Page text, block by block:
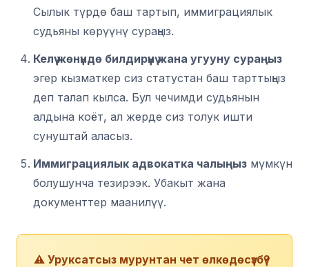
Сылык түрдө баш тартып, иммиграциялык
судьяны көрүүнү сураңыз.
Келүү жөнүндө билдирүүнү жана угууну сураңыз
эгер кызматкер сиз статустан баш тарттыңыз
деп талап кылса. Бул чечимди судьянын
алдына коёт, ал жерде сиз толук ишти
сунуштай аласыз.
Иммиграциялык адвокатка чалыңыз мүмкүн
болушунча тезирээк. Убакыт жана
документтер маанилүү.
⚠️ Уруксатсыз мурунтан чет өлкөдөсүзбү?